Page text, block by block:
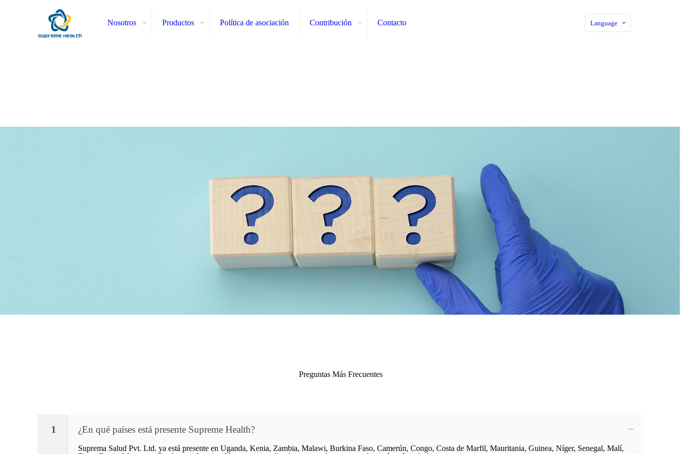
Nosotros Productos Política de asociación Contribución Contacto Language
Preguntas Más Frecuentes
1 ¿En qué países está presente Supreme Health?
Suprema Salud Pvt. Ltd. ya está presente en Uganda, Kenia, Zambia, Malawi, Burkina Faso, Camerún, Congo, Costa de Marfil, Mauritania, Guinea, Níger, Senegal, Malí,